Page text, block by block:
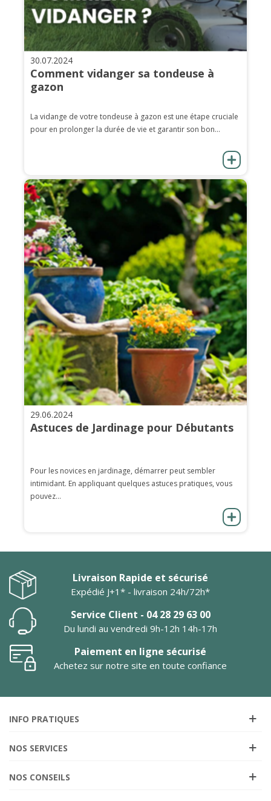
30.07.2024
Comment vidanger sa tondeuse à
gazon
La vidange de votre tondeuse à gazon est une étape cruciale
pour en prolonger la durée de vie et garantir son bon...
29.06.2024
Astuces de Jardinage pour Débutants
Pour les novices en jardinage, démarrer peut sembler
intimidant. En appliquant quelques astuces pratiques, vous
pouvez...
Livraison Rapide et sécurisé
Expédié J+1* - livraison 24h/72h*
Service Client - 04 28 29 63 00
Du lundi au vendredi 9h-12h 14h-17h
Paiement en ligne sécurisé
Achetez sur notre site en toute confiance
INFO PRATIQUES
NOS SERVICES
NOS CONSEILS